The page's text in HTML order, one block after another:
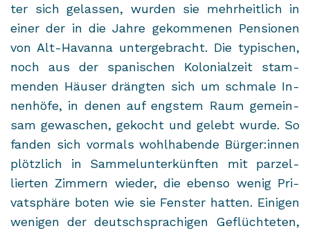
ter sich ge­las­sen, wur­den sie mehr­heit­lich in
einer der in die Jahre ge­kom­me­nen Pen­sio­nen
von Alt-​Havanna un­ter­ge­bracht. Die ty­pi­schen,
noch aus der spa­ni­schen Ko­lo­ni­al­zeit stam­
men­den Häu­ser dräng­ten sich um schma­le In­
nen­hö­fe, in denen auf engs­tem Raum ge­mein­
sam ge­wa­schen, ge­kocht und ge­lebt wurde. So
fan­den sich vor­mals wohl­ha­ben­de Bür­ger:innen
plötz­lich in Sam­mel­un­ter­künf­ten mit par­zel­
lier­ten Zim­mern wie­der, die eben­so wenig Pri­
vat­sphä­re boten wie sie Fens­ter hat­ten. Ei­ni­gen
we­ni­gen der deutsch­spra­chi­gen Ge­flüch­te­ten,